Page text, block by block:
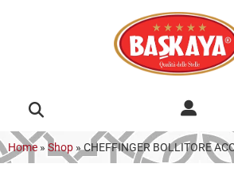
Home » Shop »CHEFFINGER BOLLITORE